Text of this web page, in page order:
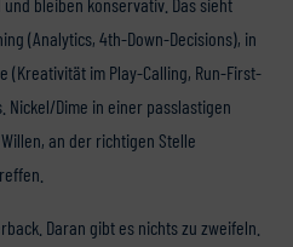
(Analytics, 4th-Down-Decisions), in
(Kreativität im Play-Calling, Run-First-
Nickel/Dime in einer passlastigen
an der richtigen Stelle
Daran gibt es nichts zu zweifeln.